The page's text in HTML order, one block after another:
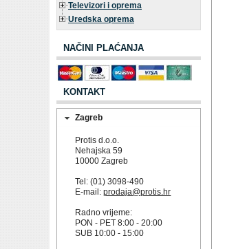
Televizori i oprema
Uredska oprema
NAČINI PLAĆANJA
KONTAKT
Zagreb
Protis d.o.o.
Nehajska 59
10000 Zagreb
Tel: (01) 3098-490
E-mail:prodaja@protis.hr
Radno vrijeme:
PON - PET 8:00 - 20:00
SUB 10:00 - 15:00